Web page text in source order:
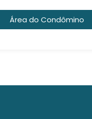
Área do Condômino